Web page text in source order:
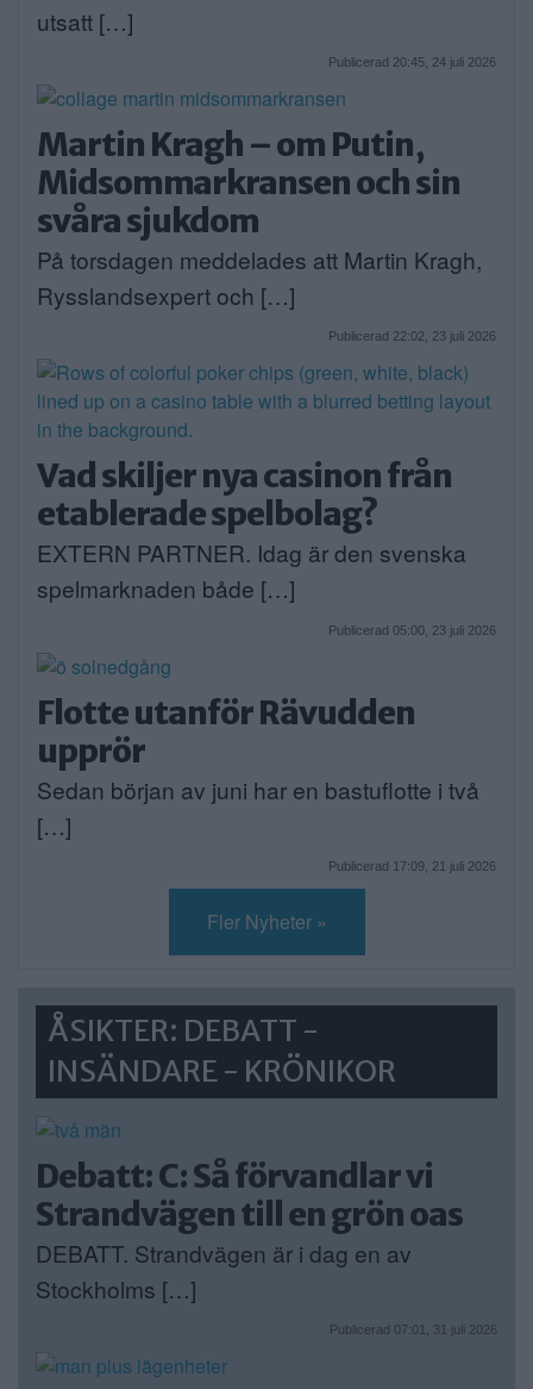
utsatt […]
Publicerad 20:45, 24 juli 2026
Martin Kragh – om Putin,
Midsommarkransen och sin
svåra sjukdom
På torsdagen meddelades att Martin Kragh,
Rysslandsexpert och […]
Publicerad 22:02, 23 juli 2026
Vad skiljer nya casinon från
etablerade spelbolag?
EXTERN PARTNER. Idag är den svenska
spelmarknaden både […]
Publicerad 05:00, 23 juli 2026
Flotte utanför Rävudden
upprör
Sedan början av juni har en bastuflotte i två
[…]
Publicerad 17:09, 21 juli 2026
Fler Nyheter »
ÅSIKTER: DEBATT -
INSÄNDARE - KRÖNIKOR
Debatt: C: Så förvandlar vi
Strandvägen till en grön oas
DEBATT. Strandvägen är i dag en av
Stockholms […]
Publicerad 07:01, 31 juli 2026